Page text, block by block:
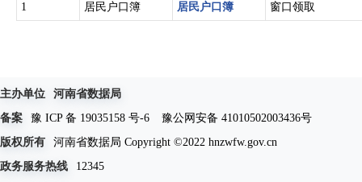
1 居民户口簿 居民户口簿 窗口领取
主办单位
河南省数据局
备案
豫 ICP 备 19035158 号-6
豫公网安备 41010502003436号
版权所有
河南省数据局 Copyright ©2022 hnzwfw.gov.cn
政务服务热线
12345